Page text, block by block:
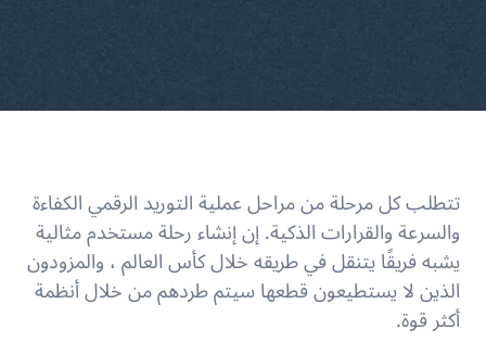
تتطلب كل مرحلة من مراحل عملية التوريد الرقمي الكفاءة
والسرعة والقرارات الذكية. إن إنشاء رحلة مستخدم مثالية
يشبه فريقًا يتنقل في طريقه خلال كأس العالم ، والمزودون
الذين لا يستطيعون قطعها سيتم طردهم من خلال أنظمة
أكثر قوة.